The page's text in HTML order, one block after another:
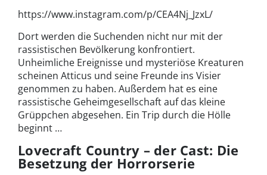
https://www.instagram.com/p/CEA4Nj_JzxL/
Dort werden die Suchenden nicht nur mit der
rassistischen Bevölkerung konfrontiert.
Unheimliche Ereignisse und mysteriöse Kreaturen
scheinen Atticus und seine Freunde ins Visier
genommen zu haben. Außerdem hat es eine
rassistische Geheimgesellschaft auf das kleine
Grüppchen abgesehen. Ein Trip durch die Hölle
beginnt …
Lovecraft Country – der Cast: Die
Besetzung der Horrorserie